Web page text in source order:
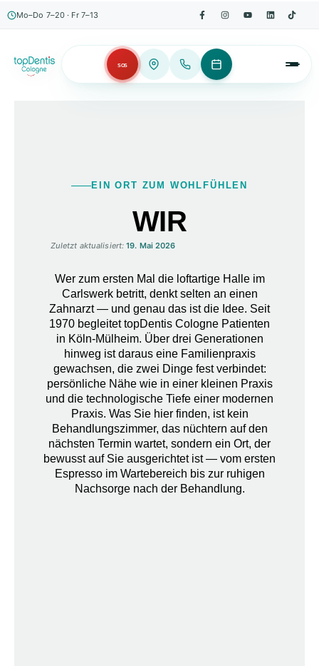
Mo–Do 7–20 · Fr 7–13
SOS
EIN ORT ZUM WOHLFÜHLEN
WIR
Zuletzt aktualisiert: 19. Mai 2026
Wer zum ersten Mal die loftartige Halle im
Carlswerk betritt, denkt selten an einen
Zahnarzt — und genau das ist die Idee. Seit
1970 begleitet topDentis Cologne Patienten
in Köln-Mülheim. Über drei Generationen
hinweg ist daraus eine Familienpraxis
gewachsen, die zwei Dinge fest verbindet:
persönliche Nähe wie in einer kleinen Praxis
und die technologische Tiefe einer modernen
Praxis. Was Sie hier finden, ist kein
Behandlungszimmer, das nüchtern auf den
nächsten Termin wartet, sondern ein Ort, der
bewusst auf Sie ausgerichtet ist — vom ersten
Espresso im Wartebereich bis zur ruhigen
Nachsorge nach der Behandlung.